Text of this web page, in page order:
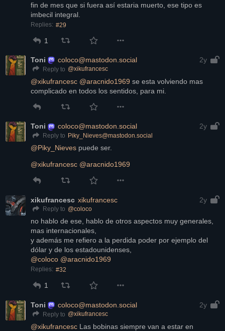
fin de mes que si fuera así estaria muerto, ese tipo es
imbecil integral.
Replies: #29
1
Toni coloco@mastodon.social 2y
Reply to @xikufrancesc
@xikufrancesc @aracnido1969 se esta volviendo mas
complicado en todos los sentidos, para mi.
Toni coloco@mastodon.social 2y
Reply to Piky_Nieves@mastodon.social
@Piky_Nieves puede ser.
@xikufrancesc @aracnido1969
xikufrancesc xikufrancesc 2y
Reply to @coloco
no hablo de ese, hablo de otros aspectos muy generales,
mas internacionales,
y además me refiero a la perdida poder por ejemplo del
dólar y de los estadounidenses,
@coloco @aracnido1969
Replies: #32
1
Toni coloco@mastodon.social 2y
Reply to @xikufrancesc
@xikufrancesc Las bobinas siempre van a estar en